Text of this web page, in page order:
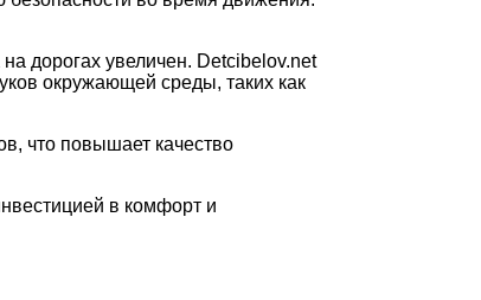
дорогах увеличен. Detcibelov.net
окружающей среды, таких как
что повышает качество
в комфорт и